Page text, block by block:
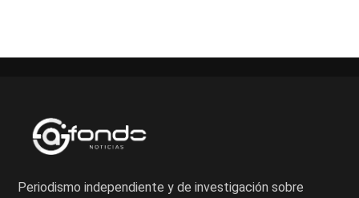
Periodismo independiente y de investigación sobre